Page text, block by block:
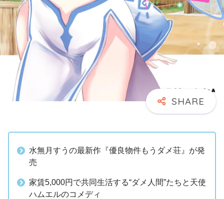
水無月すうの最新作『優良物件もうダメ荘』が発
売
家賃5,000円で共同生活する“ダメ人間”たちと天使
ハムエルのコメディ